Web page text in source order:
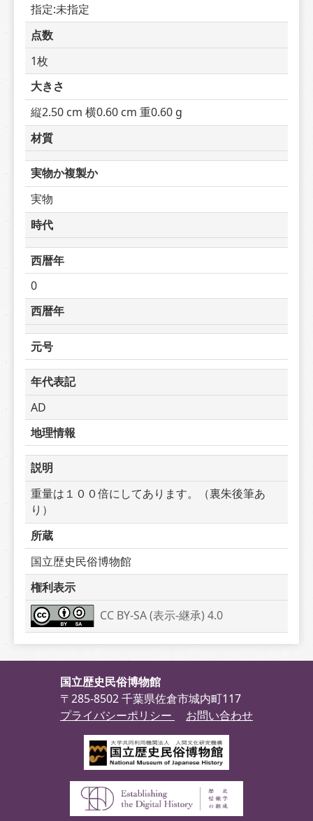
指定:未指定
点数
1枚
大きさ
縦2.50 cm 横0.60 cm 重0.60 g
材質
実物か複製か
実物
時代
西暦年
0
西暦年
元号
年代表記
AD
地理情報
説明
重量は１００倍にしてあります。（裏朱後筆あ
り）
所蔵
国立歴史民俗博物館
権利表示
CC BY-SA (表示-継承) 4.0
国立歴史民俗博物館
〒285-8502 千葉県佐倉市城内町117
プライバシーポリシー
お問い合わせ